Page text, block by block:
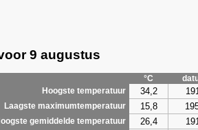
9 augustus
°C
Hoogste temperatuur
34,2
Laagste maximumtemperatuur 15,8
gemiddelde temperatuur 26,4